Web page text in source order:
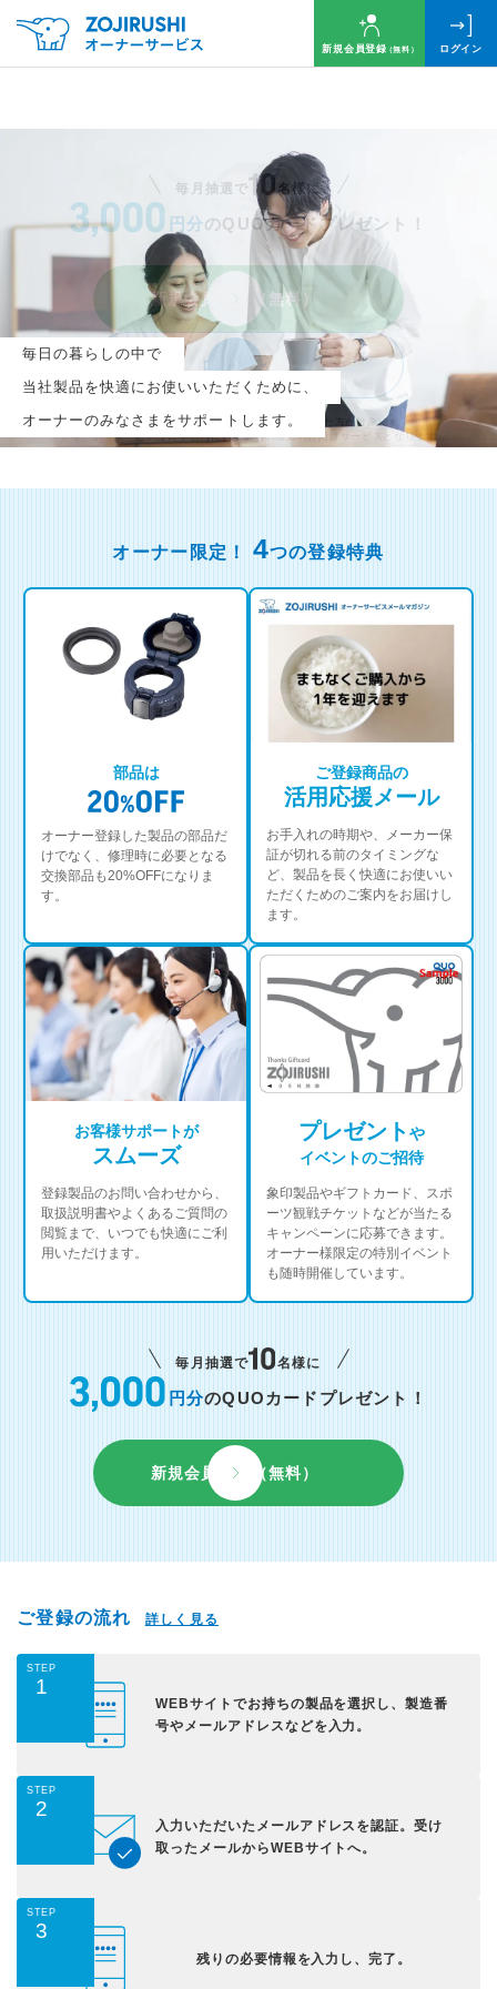
新規会員登録（無料） ログイン
毎日の暮らしの中で
当社製品を快適にお使いいただくために、
オーナーのみなさまをサポートします。
毎月抽選で 名様に
円分のQUOカードプレゼント！
新規会員登録（無料）
ログイン
※新規会員登録または追加製品登録をいただいた方が対象です
※オーナーサービスは日本国内にお住まいの個人の方向けサービスとなります
オーナー限定！ 4つの登録特典
部品は
オーナー登録した製品の部品だ
けでなく、修理時に必要となる
交換部品も20%OFFになりま
す。
ご登録商品の
活用応援メール
お手入れの時期や、メーカー保
証が切れる前のタイミングな
ど、製品を長く快適にお使いい
ただくためのご案内をお届けし
ます。
お客様サポートが
スムーズ
登録製品のお問い合わせから、
取扱説明書やよくあるご質問の
閲覧まで、いつでも快適にご利
用いただけます。
プレゼントや
イベントのご招待
象印製品やギフトカード、スポ
ーツ観戦チケットなどが当たる
キャンペーンに応募できます。
オーナー様限定の特別イベント
も随時開催しています。
毎月抽選で 名様に
円分のQUOカードプレゼント！
新規会員登録（無料）
ご登録の流れ 詳しく見る
STEP
1
WEBサイトでお持ちの製品を選択し、製造番
号やメールアドレスなどを入力。
STEP
2
入力いただいた メールアドレスを認証。受け
取ったメールからWEBサイトへ。
STEP
3
残りの必要情報を入力し、完了。